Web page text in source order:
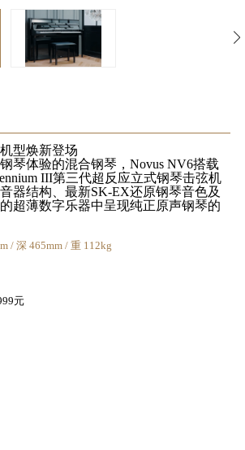
型焕新登场
琴体验的混合钢琴，Novus NV6搭载
III第三代超反应立式钢琴击弦机
器结构、最新SK-EX还原钢琴音色及
超薄数字乐器中呈现纯正原声钢琴的
/ 深 465mm / 重 112kg
元